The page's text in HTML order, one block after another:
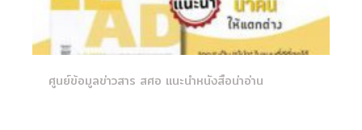
ศูนย์ข้อมูลข่าวสาร สศอ แนะนำหนังสือน่าอ่าน